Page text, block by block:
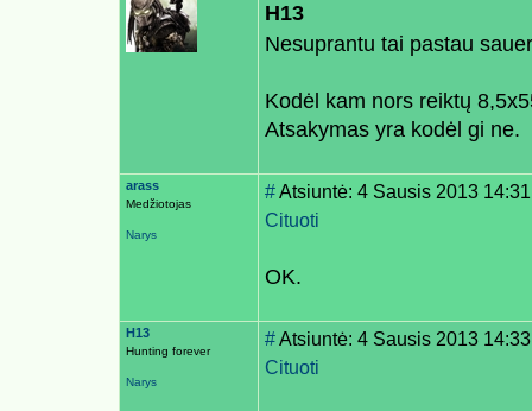
H13
Nesuprantu tai pastau
Kodėl kam nors reiktų
Atsakymas yra kodėl gi ne.
arass
Medžiotojas
Narys
#Atsiuntė: 4 Sausis 2013 14:31
Cituoti
OK.
H13
Hunting forever
Narys
#Atsiuntė: 4 Sausis 2013 14:33
Cituoti